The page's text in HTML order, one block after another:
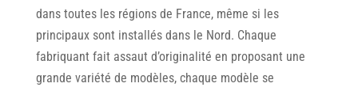
dans toutes les régions de France, même si les
principaux sont installés dans le Nord. Chaque
fabriquant fait assaut d’originalité en proposant une
grande variété de modèles, chaque modèle se